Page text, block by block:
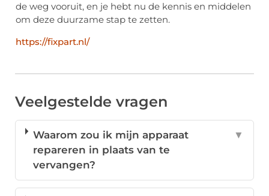
de weg vooruit, en je hebt nu de kennis en middelen
om deze duurzame stap te zetten.
https://fixpart.nl/
Veelgestelde vragen
Waarom zou ik mijn apparaat
repareren in plaats van te
vervangen?
▼